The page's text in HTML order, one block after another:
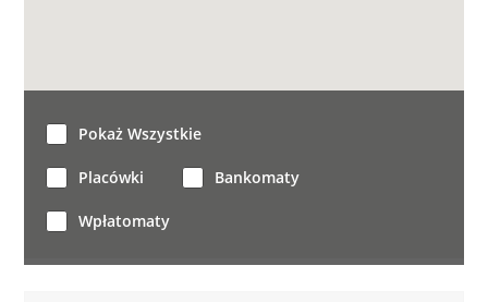
Pokaż Wszystkie
Placówki Bankomaty
Wpłatomaty